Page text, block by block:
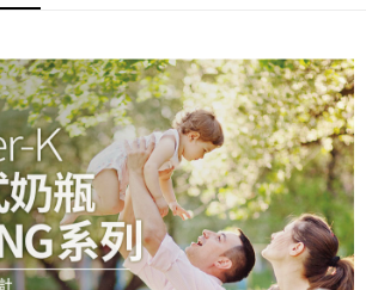
帳號或使用他人資訊註冊。若發現惡意使用之情形，